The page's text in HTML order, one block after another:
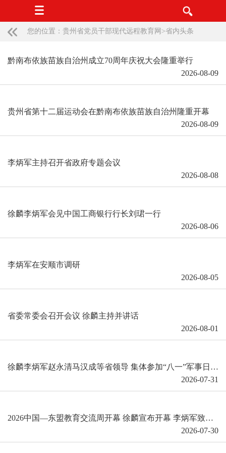
您的位置： 贵州省党员干部现代远程教育网 >省内头条
黔南布依族苗族自治州成立70周年庆祝大会隆重举行
2026-08-09
贵州省第十二届运动会在黔南布依族苗族自治州隆重开幕
2026-08-09
李炳军主持召开省政府专题会议
2026-08-08
徐麟李炳军会见中国工商银行行长刘珺一行
2026-08-06
李炳军在安顺市调研
2026-08-05
省委常委会召开会议 徐麟主持并讲话
2026-08-01
徐麟李炳军赵永清马汉成等省领导 集体参加“八一”军事日活动
2026-07-31
2026中国—东盟教育交流周开幕 徐麟宣布开幕 李炳军致欢迎辞
2026-07-30